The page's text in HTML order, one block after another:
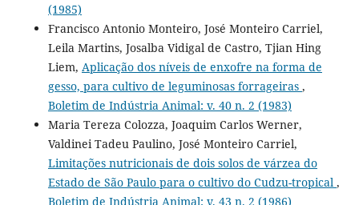
(1985)
Francisco Antonio Monteiro, José Monteiro Carriel,
Leila Martins, Josalba Vidigal de Castro, Tjian Hing
Liem, Aplicação dos níveis de enxofre na forma de
gesso, para cultivo de leguminosas forrageiras ,
Boletim de Indústria Animal: v. 40 n. 2 (1983)
Maria Tereza Colozza, Joaquim Carlos Werner,
Valdinei Tadeu Paulino, José Monteiro Carriel,
Limitações nutricionais de dois solos de várzea do
Estado de São Paulo para o cultivo do Cudzu-tropical ,
Boletim de Indústria Animal: v. 43 n. 2 (1986)